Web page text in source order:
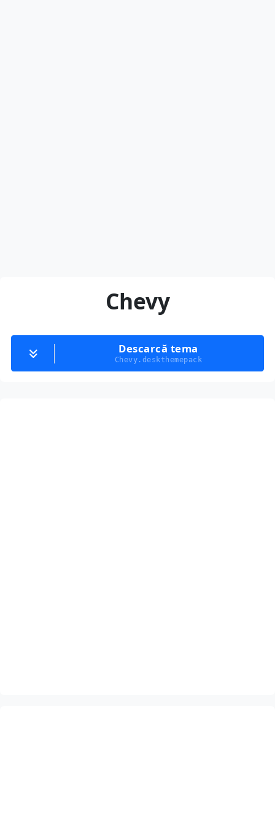
Chevy
Descarcă tema
Chevy.deskthemepack